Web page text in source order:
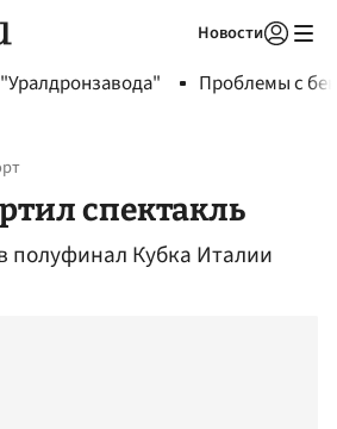
Новости
Проблемы с
спектакль
полуфинал Кубка Италии